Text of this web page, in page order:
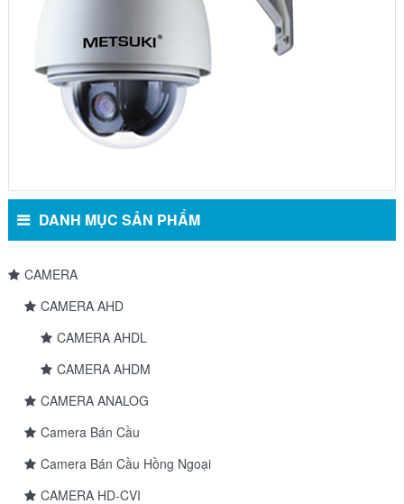
DANH MỤC SẢN PHẨM
CAMERA
CAMERA AHD
CAMERA AHDL
CAMERA AHDM
CAMERA ANALOG
Camera Bán Cầu
Camera Bán Cầu Hồng Ngoại
CAMERA HD-CVI